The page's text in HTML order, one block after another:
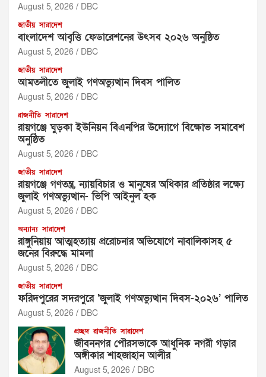
August 5, 2026 DBC
জাতীয় সারাদেশ
বাংলাদেশ আবৃত্তি ফেডারেশনের উৎসব ২০২৬ অনুষ্ঠিত
August 5, 2026 DBC
জাতীয় সারাদেশ
আমতলীতে জুলাই গণঅভ্যুত্থান দিবস পালিত
August 5, 2026 DBC
রাজনীতি সারাদেশ
রায়গঞ্জে ঘুড়কা ইউনিয়ন বিএনপির উদ্যোগে বিক্ষোভ সমাবেশ
অনুষ্ঠিত
August 5, 2026 DBC
জাতীয় সারাদেশ
রায়গঞ্জে গণতন্ত্র, ন্যায়বিচার ও মানুষের অধিকার প্রতিষ্ঠার লক্ষ্যে
জুলাই গণঅভ্যুত্থান- ভিপি আইনুল হক
August 5, 2026 DBC
অন্যান্য সারাদেশ
রাঙ্গুনিয়ায় আত্মহত্যায় প্ররোচনার অভিযোগে নাবালিকাসহ ৫
জনের বিরুদ্ধে মামলা
August 5, 2026 DBC
জাতীয় সারাদেশ
ফরিদপুরের সদরপুরে ‘জুলাই গণঅভ্যুত্থান দিবস-২০২৬’ পালিত
August 5, 2026 DBC
প্রচ্ছদ রাজনীতি সারাদেশ
জীবননগর পৌরসভাকে আধুনিক নগরী গড়ার
অঙ্গীকার শাহজাহান আলীর
August 5, 2026 DBC